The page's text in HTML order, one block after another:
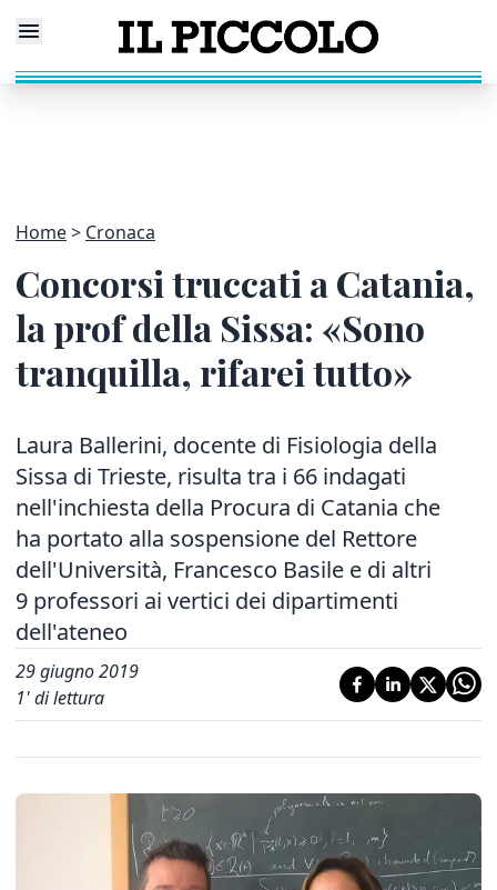
Home Cronaca
Concorsi truccati a Catania,
la prof della Sissa: «Sono
tranquilla, rifarei tutto»
Laura Ballerini, docente di Fisiologia della
Sissa di Trieste, risulta tra i 66 indagati
nell'inchiesta della Procura di Catania che
ha portato alla sospensione del Rettore
dell'Università, Francesco Basile e di altri
9 professori ai vertici dei dipartimenti
dell'ateneo
29 giugno 2019
1' di lettura